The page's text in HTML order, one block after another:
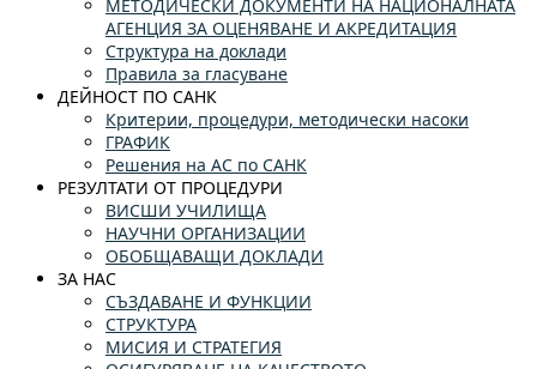
МЕТОДИЧЕСКИ ДОКУМЕНТИ НА НАЦИОНАЛНАТА
АГЕНЦИЯ ЗА ОЦЕНЯВАНЕ И АКРЕДИТАЦИЯ
Структура на доклади
Правила за гласуване
ДЕЙНОСТ ПО САНК
Критерии, процедури, методически насоки
ГРАФИК
Решения на АС по САНК
РЕЗУЛТАТИ ОТ ПРОЦЕДУРИ
ВИСШИ УЧИЛИЩА
НАУЧНИ ОРГАНИЗАЦИИ
ОБОБЩАВАЩИ ДОКЛАДИ
ЗА НАС
СЪЗДАВАНЕ И ФУНКЦИИ
СТРУКТУРА
МИСИЯ И СТРАТЕГИЯ